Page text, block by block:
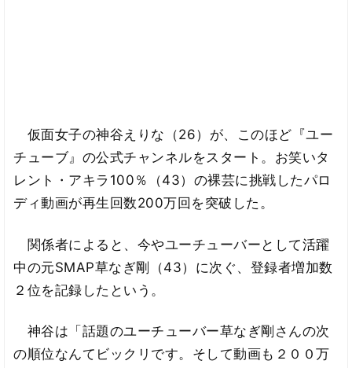
仮面女子の神谷えりな（26）が、このほど『ユー
チューブ』の公式チャンネルをスタート。お笑いタ
レント・アキラ100％（43）の裸芸に挑戦したパロ
ディ動画が再生回数200万回を突破した。
関係者によると、今やユーチューバーとして活躍
中の元SMAP草なぎ剛（43）に次ぐ、登録者増加数
２位を記録したという。
神谷は「話題のユーチューバー草なぎ剛さんの次
の順位なんてビックリです。そして動画も２００万